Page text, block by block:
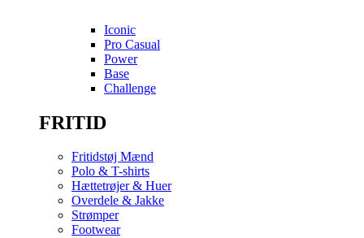
Iconic
Pro Casual
Power
Base
Challenge
FRITID
Fritidstøj Mænd
Polo & T-shirts
Hættetrøjer & Huer
Overdele & Jakke
Strømper
Footwear